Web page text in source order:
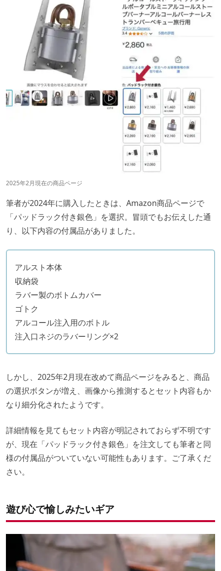
2025年2月現在の商品ページ
筆者が2024年に購入したときは、Amazon商品ページで
「パッドラック付き銀色」を選択。冒頭でもお伝えした通
り、以下内容の付属品がありました。
アルスト本体
収納袋
ラバー製のボトムカバー
ゴトク
アルコール注入用のボトル
注入口ネジのラバーリング×2
しかし、2025年2月現在改めて商品ページをみると、商品
の選択ボタンが増え、画像から推測するとセット内容もか
なり細分化されたようです。
詳細情報を見てもセット内容が明記されておらず不明です
が、現在「パッドラック付き銀色」を注文しても筆者と同
様の付属品がついていない可能性もあります。ご了承くだ
さい。
遊び心で愉しみたいギア